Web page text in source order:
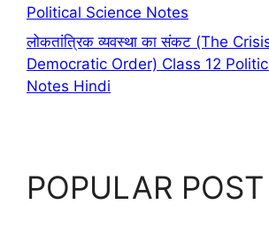
Political Science Notes
लोकतांत्रिक व्यवस्था का संकट (The
Democratic Order) Class 12
Notes Hindi
POPULAR POST